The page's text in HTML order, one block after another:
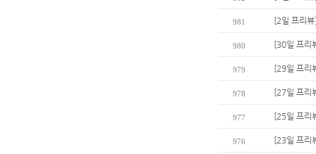
981 [2일 프리
980 [30일 프리
979 [29일 프리
978 [27일 프리
977 [25일 프리
976 [23일 프리